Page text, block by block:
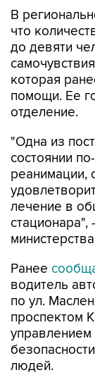
В
что
до девяти
которая
помощи. Ее
отделение.
"Одна из
состоянии
реанимации,
лечение в
Ранее
водитель
по ул.
проспектом
людей.